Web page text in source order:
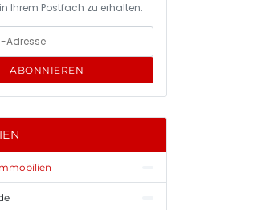
Ihrem Postfach zu erhalten.
ABONNIEREN